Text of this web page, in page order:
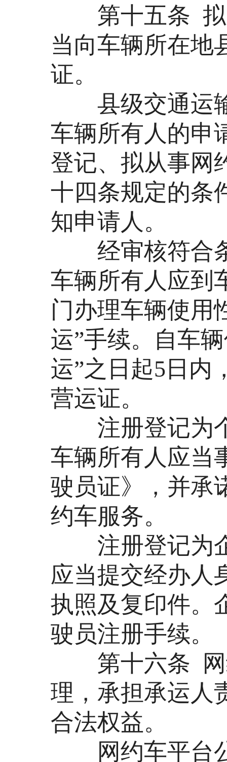
第十五条 拟
当向车辆所在地
证。
县级交通运输
车辆所有人的申
登记、拟从事网
十四条规定的条
知申请人。
经审核符合条
车辆所有人应到
门办理车辆使用
运”手续。自车
运”之日起5日内
营运证。
注册登记为个
车辆所有人应当
驶员证》，并承
约车服务。
注册登记为企
应当提交经办人
执照及复印件。
驶员注册手续。
第十六条 网
理，承担承运人
合法权益。
网约车平台公